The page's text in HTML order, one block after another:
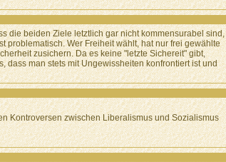
die beiden Ziele letztlich gar nicht kommensurabel sind,
problematisch. Wer Freiheit wählt, hat nur frei gewählte
zusichern. Da es keine "letzte Sichereit" gibt,
dass man stets mit Ungewissheiten konfrontiert ist und
Kontroversen zwischen Liberalismus und Sozialismus